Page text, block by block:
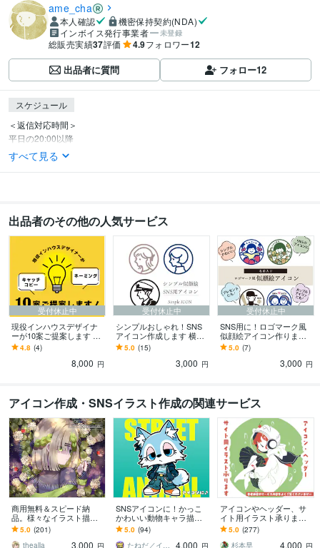
ame_cha
本人確認
機密保持契約(NDA)
インボイス発行事業者
未登録
総販売実績37評価 4.9フォロワー12
出品者に質問 フォロー12
スケジュール
＜返信対応時間＞
平日の20:00以降
すべて見る
出品者のその他の人気サービス
受付休止中
現役インハウスデザイナ
ーが10案ご提案します 商
品名やブランド名、キャ
ッチコピーなどご相談く
4.8 (4)
8,000 円
受付休止中
シンプルおしゃれ！SNS
アイコン作成します 横顔
のおしゃれアイコンが目
を惹く
5.0 (15)
3,000 円
受付休止中
SNS用に！ロゴマーク風
似顔絵アイコン作ります
自分らしさを詰め込んだ
世界に一つだけのオリジ
5.0 (7)
3,000 円
アイコン作成・SNSイラスト作成の関連サービス
商用無料＆スピード納
品。様々なイラスト描き
ます 様々な活動で使用す
るイラストが必要な方
へ。
5.0 (201)
thealla
3,000 円
SNSアイコンに！かっこ
かわいい動物キャラ描き
ます ストリート系！かっ
こかわいい動物キャラ作
成｜修正無制限
5.0 (94)
たねだ／イラストレーター
4,000 円
アイコンやヘッダー、サ
イト用イラスト承ります
SNS用やバナー用画像等
に！ゆるいイラストで個
性を出せます
5.0 (277)
杉本早
4,000 円